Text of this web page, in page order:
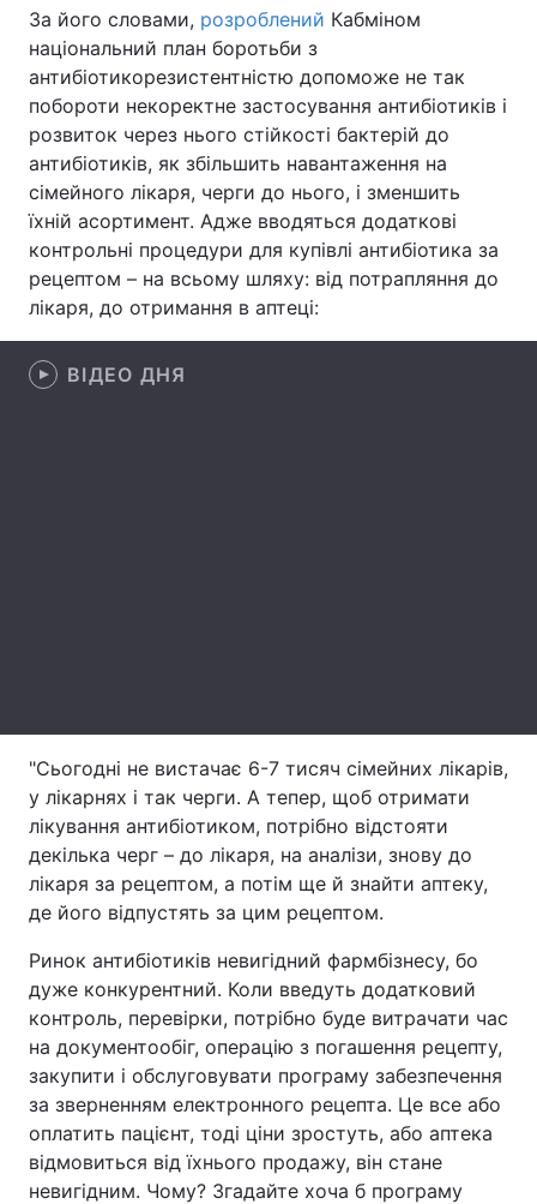
Зброя Інциденти
Здоров'я Туризм
Цікавинки Погода
Екологія Регіони
Лонгріди
Відео з Youtube Статті
Інтерв'ю
Тема оформлення
За його словами, розроблений Кабміном
національний план боротьби з
антибіотикорезистентністю допоможе не так
побороти некоректне застосування антибіотиків і
розвиток через нього стійкості бактерій до
антибіотиків, як збільшить навантаження на
сімейного лікаря, черги до нього, і зменшить
їхній асортимент. Адже вводяться додаткові
контрольні процедури для купівлі антибіотика за
рецептом – на всьому шляху: від потрапляння до
лікаря, до отримання в аптеці:
ВІДЕО ДНЯ
"Сьогодні не вистачає 6-7 тисяч сімейних лікарів,
у лікарнях і так черги. А тепер, щоб отримати
лікування антибіотиком, потрібно відстояти
декілька черг – до лікаря, на аналізи, знову до
лікаря за рецептом, а потім ще й знайти аптеку,
де його відпустять за цим рецептом.
Ринок антибіотиків невигідний фармбізнесу, бо
дуже конкурентний. Коли введуть додатковий
контроль, перевірки, потрібно буде витрачати час
на документообіг, операцію з погашення рецепту,
закупити і обслуговувати програму забезпечення
за зверненням електронного рецепта. Це все або
оплатить пацієнт, тоді ціни зростуть, або аптека
відмовиться від їхнього продажу, він стане
невигідним. Чому? Згадайте хоча б програму